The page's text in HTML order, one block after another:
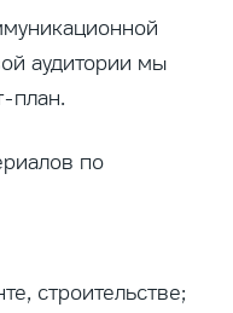
аудитории мы
план.
по
строительстве;